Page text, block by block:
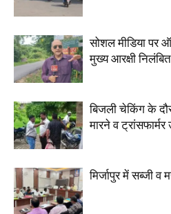
सोशल मीडिया पर
मुख्य आरक्षी निलंबित
बिजली चेकिंग के
मारने व
मिर्जापुर में सब्जी व